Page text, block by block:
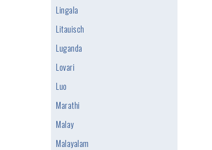
Lingala
Litauisch
Luganda
Lovari
Luo
Marathi
Malay
Malayalam